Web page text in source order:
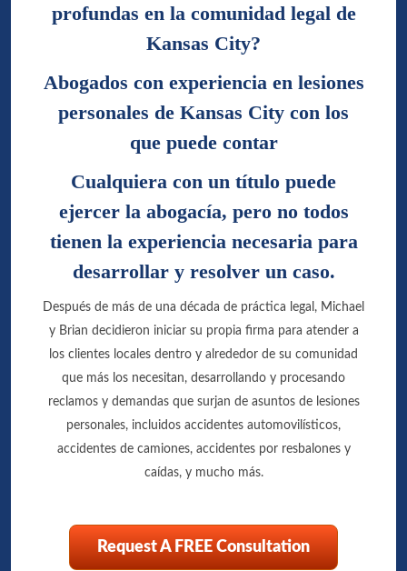
profundas en la comunidad legal de
Kansas City?
Abogados con experiencia en lesiones
personales de Kansas City con los
que puede contar
Cualquiera con un título puede
ejercer la abogacía, pero no todos
tienen la experiencia necesaria para
desarrollar y resolver un caso.
Después de más de una década de práctica legal, Michael
y Brian decidieron iniciar su propia firma para atender a
los clientes locales dentro y alrededor de su comunidad
que más los necesitan, desarrollando y procesando
reclamos y demandas que surjan de asuntos de lesiones
personales, incluidos accidentes automovilísticos,
accidentes de camiones, accidentes por resbalones y
caídas, y mucho más.
Request A FREE Consultation